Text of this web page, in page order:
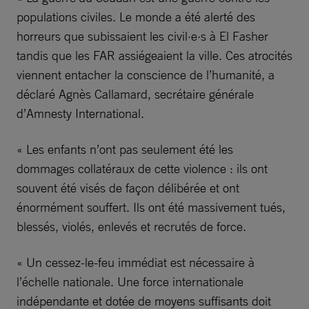
populations civiles. Le monde a été alerté des
horreurs que subissaient les civil·e·s à El Fasher
tandis que les FAR assiégeaient la ville. Ces atrocités
viennent entacher la conscience de l’humanité, a
déclaré Agnès Callamard, secrétaire générale
d’Amnesty International.
« Les enfants n’ont pas seulement été les
dommages collatéraux de cette violence : ils ont
souvent été visés de façon délibérée et ont
énormément souffert. Ils ont été massivement tués,
blessés, violés, enlevés et recrutés de force.
« Un cessez-le-feu immédiat est nécessaire à
l’échelle nationale. Une force internationale
indépendante et dotée de moyens suffisants doit